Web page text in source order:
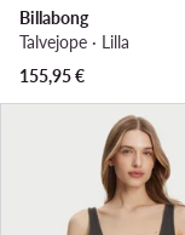
Billabong
Talvejope · Lilla
155,95€